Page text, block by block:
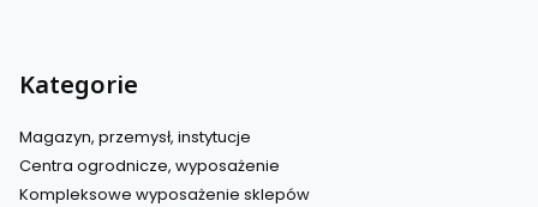
Kategorie
Magazyn, przemysł, instytucje
Centra ogrodnicze, wyposażenie
Kompleksowe wyposażenie sklepów